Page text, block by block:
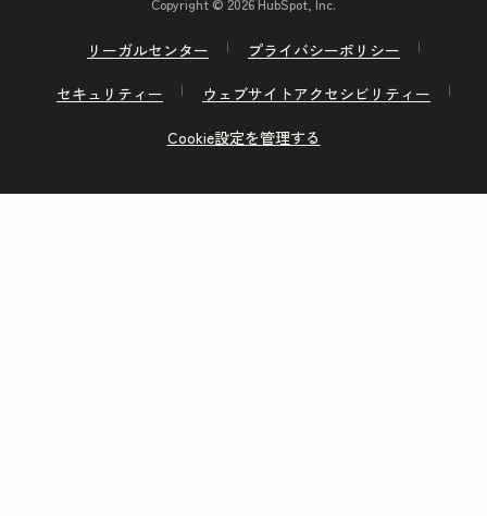
Copyright © 2026 HubSpot, Inc.
リーガルセンター
プライバシーポリシー
セキュリティー
ウェブサイトアクセシビリティー
Cookie設定を管理する